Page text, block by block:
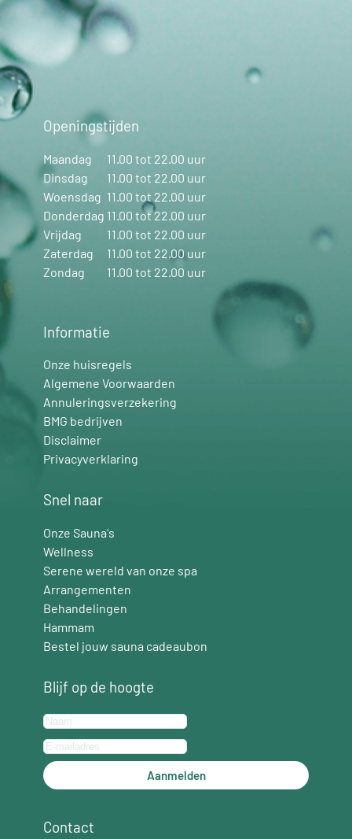
Openingstijden
Maandag
11.00 tot 22.00 uur
Dinsdag
11.00 tot 22.00 uur
Woensdag 11.00 tot 22.00 uur
Donderdag 11.00 tot 22.00 uur
Vrijdag
11.00 tot 22.00 uur
Zaterdag
11.00 tot 22.00 uur
Zondag
11.00 tot 22.00 uur
Informatie
Onze huisregels
Algemene Voorwaarden
Annuleringsverzekering
BMG bedrijven
Disclaimer
Privacyverklaring
Snel naar
Onze Sauna's
Wellness
Serene wereld van onze spa
Arrangementen
Behandelingen
Hammam
Bestel jouw sauna cadeaubon
Blijf op de hoogte
Aanmelden
Contact